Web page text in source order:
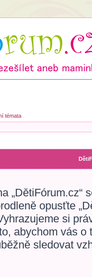
témata
opusťte
si
abychom vás
sledovat